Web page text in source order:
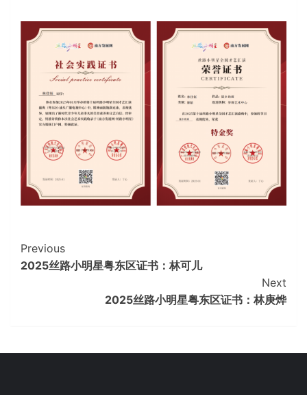
Continue
Reading
Previous
2025丝路小明星粤东区证书：林可儿
Next
2025丝路小明星粤东区证书：林庚烨